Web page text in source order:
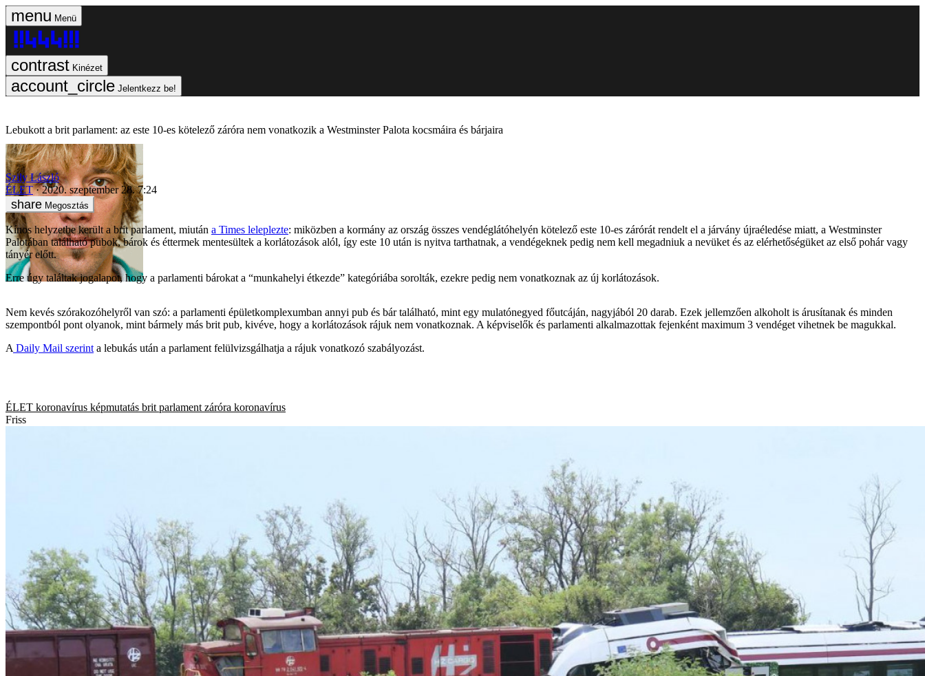
Menü
Kinézet
Jelentkezz be!
Lebukott a brit parlament: az este 10-es kötelező záróra nem vonatkozik a Westminster Palota kocsmáira és bárjaira
Szily László
ÉLET
2020. szeptember 28. 7:24
Megosztás
Kínos helyzetbe került a brit parlament, miután a Times leleplezte: miközben a kormány az ország összes vendéglátóhelyén kötelező este 10-es zárórát rendelt el a járvány újraéledése miatt, a Westminster
Palotában található pubok, bárok és éttermek mentesültek a korlátozások alól, így este 10 után is nyitva tarthatnak, a vendégeknek pedig nem kell megadniuk a nevüket és az elérhetőségüket az első pohár vagy
tányér előtt.
Erre úgy találtak jogalapot, hogy a parlamenti bárokat a “munkahelyi étkezde” kategóriába sorolták, ezekre pedig nem vonatkoznak az új korlátozások.
Nem kevés szórakozóhelyről van szó: a parlamenti épületkomplexumban annyi pub és bár található, mint egy mulatónegyed főutcáján, nagyjából 20 darab. Ezek jellemzően alkoholt is árusítanak és minden
szempontból pont olyanok, mint bármely más brit pub, kivéve, hogy a korlátozások rájuk nem vonatkoznak. A képviselők és parlamenti alkalmazottak fejenként maximum 3 vendéget vihetnek be magukkal.
A Daily Mail szerint a lebukás után a parlament felülvizsgálhatja a rájuk vonatkozó szabályozást.
ÉLET koronavírus képmutatás brit parlament záróra koronavírus
Friss